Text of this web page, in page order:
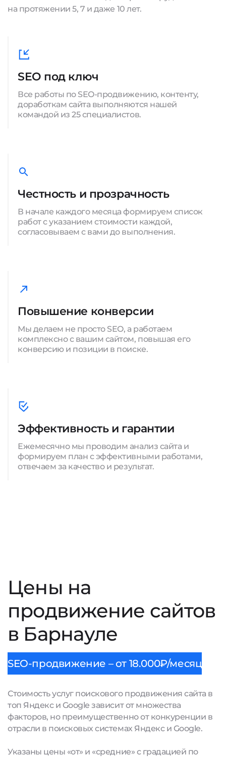
на протяжении 5, 7 и даже 10 лет.
SEO под ключ
Все работы по SEO-продвижению, контенту,
доработкам сайта выполняются нашей
командой из 25 специалистов.
Честность и прозрачность
В начале каждого месяца формируем список
работ с указанием стоимости каждой,
согласовываем с вами до выполнения.
Повышение конверсии
Мы делаем не просто SEO, а работаем
комплексно с вашим сайтом, повышая его
конверсию и позиции в поиске.
Эффективность и гарантии
Ежемесячно мы проводим анализ сайта и
формируем план с эффективными работами,
отвечаем за качество и результат.
Цены на
продвижение сайтов
в Барнауле
SEO-продвижение – от 18.000₽/месяц
Стоимость услуг поискового продвижения сайта в
топ Яндекс и Google зависит от множества
факторов, но преимущественно от конкуренции в
отрасли в поисковых системах Яндекс и Google.
Указаны цены «от» и «средние» с градацией по